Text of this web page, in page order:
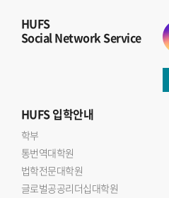
HUFS
Social Network Service
HUFS입학안내
학부
통번역대학원
법학전문대학원
글로벌공공리더십대학원